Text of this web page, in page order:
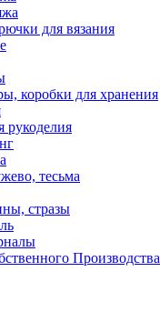
для вязания
коробки для хранения
рукоделия
тесьма
стразы
Производства